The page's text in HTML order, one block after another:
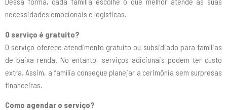
necessidades emocionais e logísticas.
O serviço é gratuito?
O serviço oferece atendimento gratuito ou subsidiado para famílias
de baixa renda. No entanto, serviços adicionais podem ter custo
extra. Assim, a família consegue planejar a cerimônia sem surpresas
financeiras.
Como agendar o serviço?